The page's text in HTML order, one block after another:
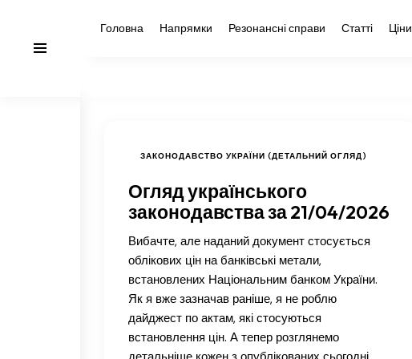
Головна Напрямки Резонансні справи Статті Ціни
ЗАКОНОДАВСТВО УКРАЇНИ (ДЕТАЛЬНИЙ ОГЛЯД)
Огляд українського
законодавства за 21/04/2026
Вибачте, але наданий документ стосується
облікових цін на банківські метали,
встановлених Національним банком України.
Як я вже зазначав раніше, я не роблю
дайджест по актам, які стосуються
встановлення цін. А тепер розглянемо